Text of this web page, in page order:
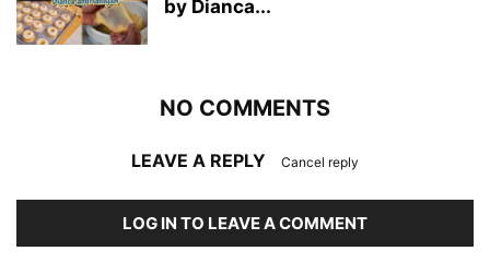
by Dianca...
NO COMMENTS
LEAVE A REPLY Cancel reply
LOG IN TO LEAVE A COMMENT